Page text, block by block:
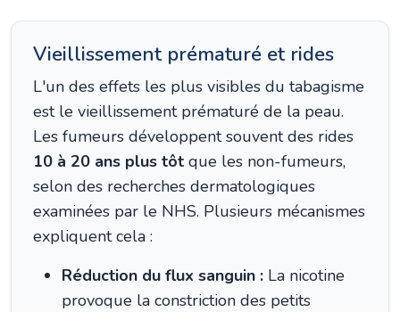
Vieillissement prématuré et rides
L'un des effets les plus visibles du tabagisme
est le vieillissement prématuré de la peau.
Les fumeurs développent souvent des rides
10 à 20 ans plus tôt que les non-fumeurs,
selon des recherches dermatologiques
examinées par le NHS. Plusieurs mécanismes
expliquent cela :
Réduction du flux sanguin : La nicotine
provoque la constriction des petits